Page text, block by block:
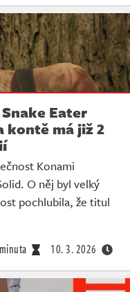
Eater
kontě má již 2
Konami
O něj byl velký
pochlubila, že titul
10. 3. 2026